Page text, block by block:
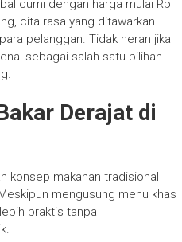
cumi dengan harga mulai Rp
cita rasa yang ditawarkan
pelanggan. Tidak heran jika
sebagai salah satu pilihan
Derajat di
konsep makanan tradisional
mengusung menu khas
praktis tanpa